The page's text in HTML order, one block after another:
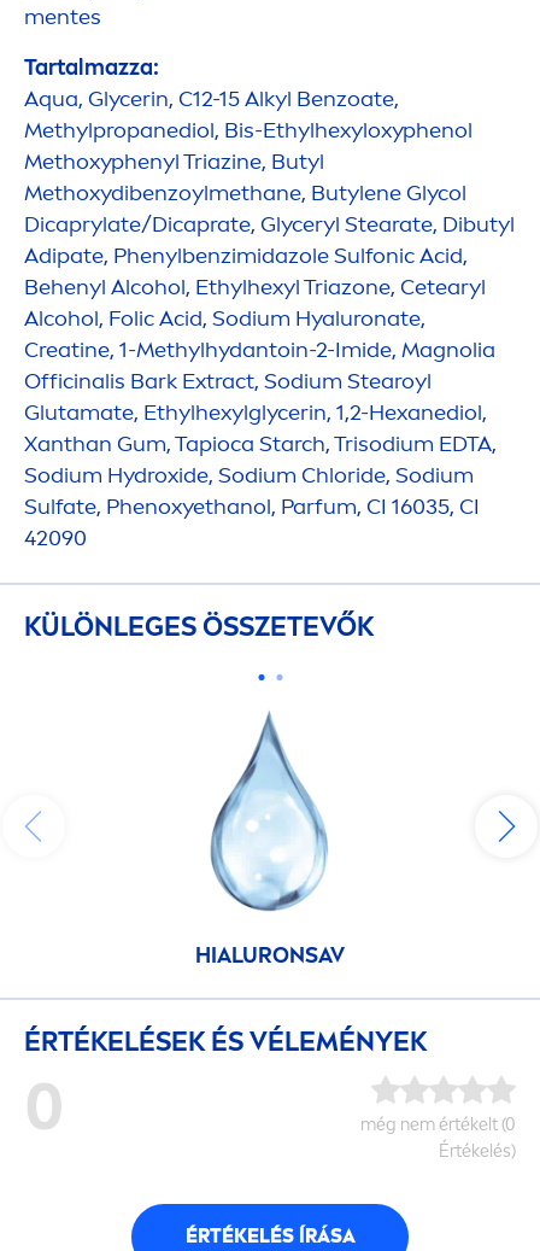
mentes
Tartalmazza:
Aqua, Glycerin, C12-15 Alkyl Benzoate,
Methylpropanediol, Bis-Ethylhexyloxyphenol
Methoxyphenyl Triazine, Butyl
Methoxydibenzoylmethane, Butylene Glycol
Dicaprylate/Dicaprate, Glyceryl Stearate, Dibutyl
Adipate, Phenylbenzimidazole Sulfonic Acid,
Behenyl Alcohol, Ethylhexyl Triazone, Cetearyl
Alcohol, Folic Acid, Sodium Hyaluronate,
Creatine, 1-Methylhydantoin-2-Imide, Magnolia
Officinalis Bark Extract, Sodium Stearoyl
Glutamate, Ethylhexylglycerin, 1,2-Hexanediol,
Xanthan Gum, Tapioca Starch, Trisodium EDTA,
Sodium Hydroxide, Sodium Chloride, Sodium
Sulfate, Phenoxyethanol, Parfum, CI 16035, CI
42090
KÜLÖNLEGES ÖSSZETEVŐK
HIALURONSAV
ÉRTÉKELÉSEK ÉS VÉLEMÉNYEK
0
még nem értékelt (0
Értékelés)
ÉRTÉKELÉS ÍRÁSA